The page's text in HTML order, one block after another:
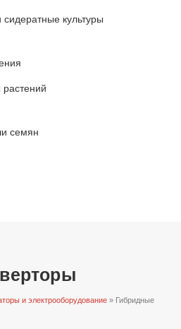
культуры
семян
и электрооборудование » Гибридные